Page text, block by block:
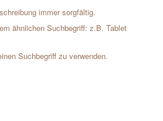
immer sorgfältig.
ähnlichen Suchbegriff: z.B. Tablet
Suchbegriff zu verwenden.